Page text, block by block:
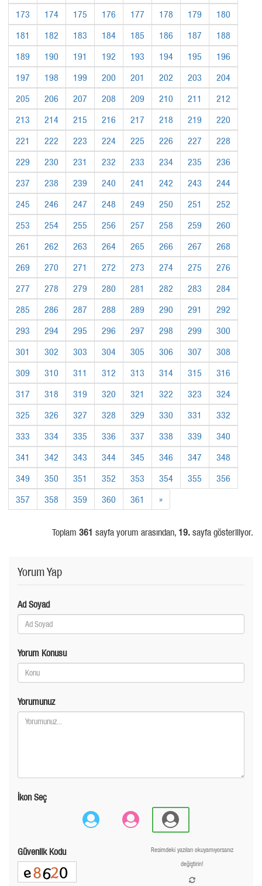
173
174 175 176 177 178 179
180
181
182 183 184 185 186 187
188
189
190 191 192 193 194 195
196
197
198 199 200 201 202 203
204
205
206 207 208 209 210 211
212
213
214 215 216 217 218 219
220
221
222 223 224 225 226 227
228
229
230 231 232 233 234 235
236
237
238 239 240 241 242 243
244
245
246 247 248 249 250 251
252
253
254 255 256 257 258 259
260
261
262 263 264 265 266 267
268
269
270 271 272 273 274 275
276
277
278 279 280 281 282 283
284
285
286 287 288 289 290 291
292
293
294 295 296 297 298 299
300
301
302 303 304 305 306 307
308
309
310 311 312 313 314 315
316
317
318 319 320 321 322 323
324
325
326 327 328 329 330 331
332
333
334 335 336 337 338 339
340
341
342 343 344 345 346 347
348
349
350 351 352 353 354 355
356
357
358 359 360 361 »
Toplam 361 sayfa yorum arasından, 19. sayfa gösteriliyor.
Yorum Yap
Ad Soyad
Yorum Konusu
Yorumunuz
İkon Seç
Güvenlik Kodu
Resimdeki yazıları okuyamıyorsanız
değiştirin!